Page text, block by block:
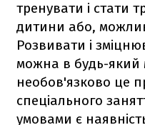
тренувати і стати
дитини або,
Розвивати і
можна в будь-який
необов'язково це
спеціального
умовами є